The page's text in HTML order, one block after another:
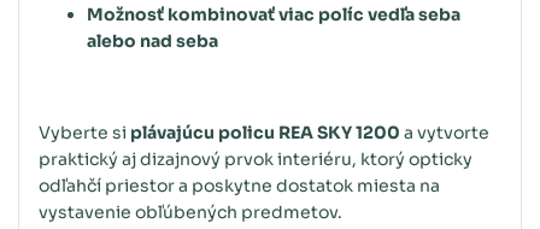
Možnosť kombinovať viac políc vedľa seba
alebo nad seba
Vyberte si plávajúcu policu REA SKY 1200 a vytvorte
praktický aj dizajnový prvok interiéru, ktorý opticky
odľahčí priestor a poskytne dostatok miesta na
vystavenie obľúbených predmetov.